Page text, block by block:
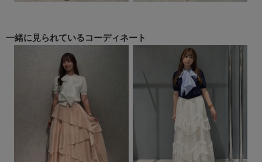
一緒に見られているコーディネート